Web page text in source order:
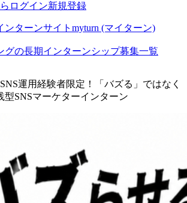
ログイン新規登録
ンターンサイトmyturn (マイターン)
グの長期インターンシップ募集一覧
運用経験者限定！「バズる」ではなく
型SNSマーケターインターン